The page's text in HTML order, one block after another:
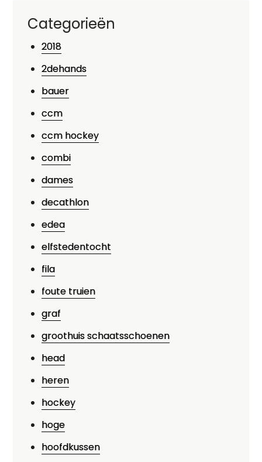
Categorieën
2018
2dehands
bauer
ccm
ccm hockey
combi
dames
decathlon
edea
elfstedentocht
fila
foute truien
graf
groothuis schaatsschoenen
head
heren
hockey
hoge
hoofdkussen